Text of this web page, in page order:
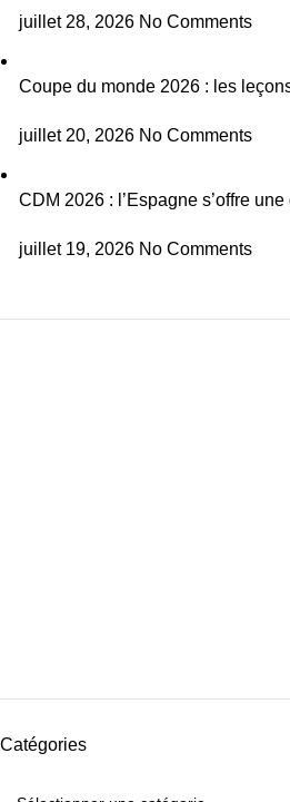
juillet 28, 2026 No Comments
Coupe du monde 2026 : les
juillet 20, 2026 No Comments
CDM 2026 : l’Espagne s’offre
juillet 19, 2026 No Comments
Catégories